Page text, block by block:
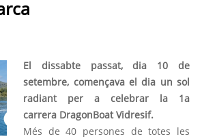
El dissabte passat, dia 10 de
setembre, començava el dia un sol
radiant per a celebrar la 1a
carrera DragonBoat Vidresif.
Més de 40 persones de totes les